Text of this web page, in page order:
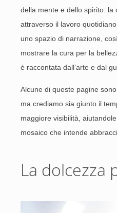
della mente e dello spirito: la
attraverso il lavoro
uno spazio di narrazione,
mostrare la cura per la
è raccontata dall’arte e dal
Alcune di queste pagine
ma crediamo sia giunto il
maggiore visibilità,
mosaico che intende
La dolcezza